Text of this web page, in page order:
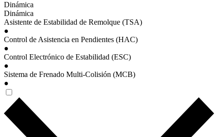
Dinámica
Dinámica
Asistente de Estabilidad de Remolque (TSA)
●
Control de Asistencia en Pendientes (HAC)
●
Control Electrónico de Estabilidad (ESC)
●
Sistema de Frenado Multi-Colisión (MCB)
●